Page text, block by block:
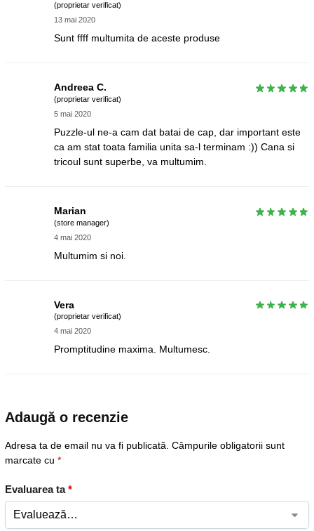
(proprietar verificat)
13 mai 2020
Sunt ffff multumita de aceste produse
Andreea C.
(proprietar verificat)
5 mai 2020
Puzzle-ul ne-a cam dat batai de cap, dar important este
ca am stat toata familia unita sa-l terminam :)) Cana si
tricoul sunt superbe, va multumim.
Marian
(store manager)
4 mai 2020
Multumim si noi.
Vera
(proprietar verificat)
4 mai 2020
Promptitudine maxima. Multumesc.
Adaugă o recenzie
Adresa ta de email nu va fi publicată. Câmpurile obligatorii sunt
marcate cu *
Evaluarea ta*